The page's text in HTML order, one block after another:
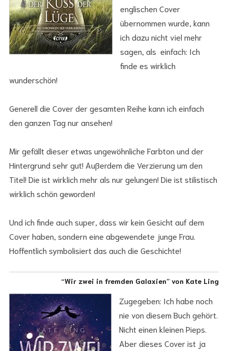
englischen Cover
übernommen wurde, kann
ich dazu nicht viel mehr
sagen, als einfach: Ich
finde es wirklich
wunderschön!
Generell die Cover der gesamten Reihe kann ich einfach
den ganzen Tag nur ansehen!
Mir gefällt dieser etwas ungewöhnliche Farbton und der
Hintergrund sehr gut! Außerdem die Verzierung um den
Titel! Die ist wirklich mehr als nur gelungen! Die ist stilistisch
wirklich schön geworden!
Und ich finde auch super, dass wir kein Gesicht auf dem
Cover haben, sondern eine abgewendete junge Frau.
Hoffentlich symbolisiert das auch die Geschichte!
“Wir zwei in fremden Galaxien” von Kate Ling
Zugegeben: Ich habe noch
nie von diesem Buch gehört.
Nicht einen kleinen Pieps.
Aber dieses Cover ist ja